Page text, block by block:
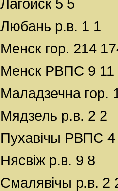
Лагойск 5 5
Любань р.в. 1 1
Менск гор. 214
Менск РВПС 9 11
Маладзечна гор.
Мядзель р.в. 2 2
Пухавічы РВПС 4
Нясвіж р.в. 9 8
Смалявічы р.в. 2